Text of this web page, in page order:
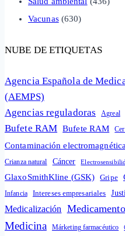
Vacunas(630)
NUBE DE ETIQUETAS
Agencia Española de
(AEMPS)
Agencias reguladoras
Agreal
Bufete RAM Bufete RAM
Contaminación electromagnética
Crianza natural Cáncer
GlaxoSmithKline (GSK) Gripe
Infancia Intereses empresariales
Medicalización
Medicina Márketing farmacéutico